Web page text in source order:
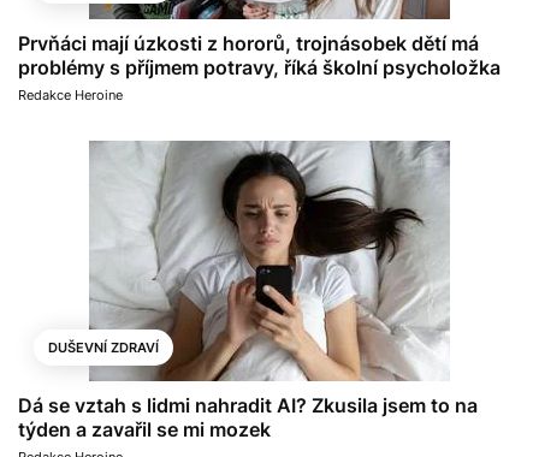
Prvňáci mají úzkosti z hororů, trojnásobek dětí má
problémy s příjmem potravy, říká školní psycholožka
Redakce Heroine
DUŠEVNÍ ZDRAVÍ
Dá se vztah s lidmi nahradit AI? Zkusila jsem to na
týden a zavařil se mi mozek